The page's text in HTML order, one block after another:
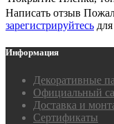
Написать отзыв
зарегистрируйтесь
Информация
Декоративные
Официальный
Доставка и
Сертификаты